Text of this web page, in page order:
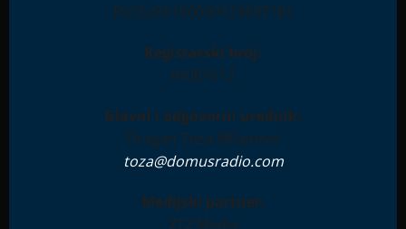
RS35265100000123897181
Registarski broj:
IN001612
Glavni i odgovorni urednik:
Dragan Toza Milanović
toza@domusradio.com
Medijski partner:
ZTZ Media